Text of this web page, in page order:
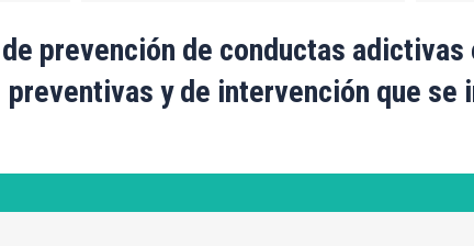
prevención de conductas
preventivas y de intervención que se